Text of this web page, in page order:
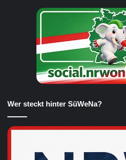
Wer steckt hinter SüWeNa?